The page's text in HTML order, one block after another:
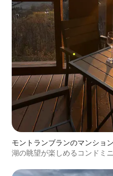
モントランブランのマンショ
湖の眺望が楽しめるコンドミ